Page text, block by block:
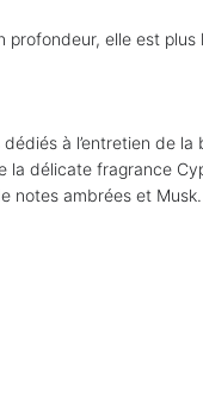
elle est plus
à l’entretien de la
la délicate fragrance
notes ambrées et